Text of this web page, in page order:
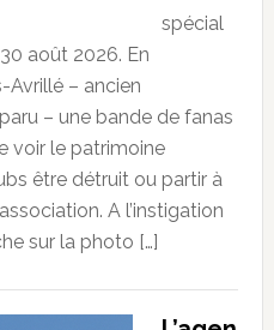
spécial
août 2026. En
Avrillé – ancien
– une bande de fanas
voir le patrimoine
être détruit ou partir à
A l’instigation
sur la photo […]